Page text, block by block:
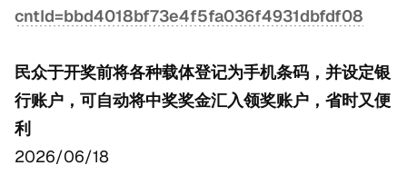
cntId=bbd4018bf73e4f5fa036f4931dbfdf08
民众于开奖前将各种载体登记为手机条码，并设定银
行账户，可自动将中奖奖金汇入领奖账户，省时又便
利
2026/06/18